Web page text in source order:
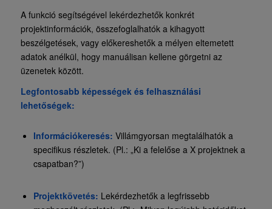
A funkció segítségével lekérdezhetők konkrét
projektinformációk, összefoglalhatók a kihagyott
beszélgetések, vagy előkereshetők a mélyen eltemetett
adatok anélkül, hogy manuálisan kellene görgetni az
üzenetek között.
Legfontosabb képességek és felhasználási
lehetőségek:
Információkeresés: Villámgyorsan megtalálhatók a
specifikus részletek. (Pl.: „Ki a felelőse a X projektnek a
csapatban?”)
Projektkövetés: Lekérdezhetők a legfrissebb